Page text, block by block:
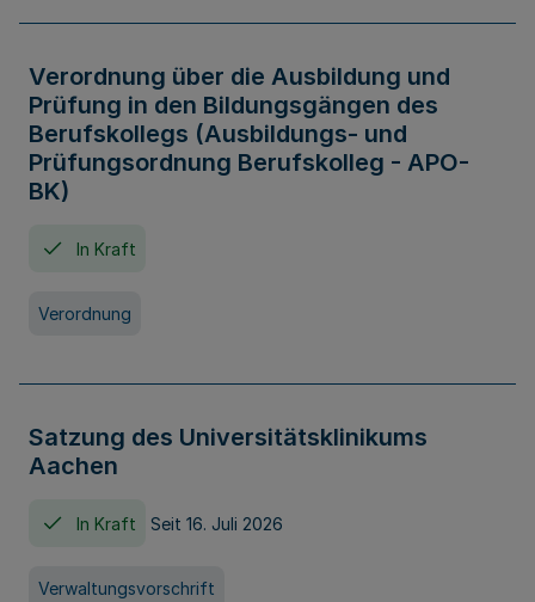
Verordnung über die Ausbildung und
Prüfung in den Bildungsgängen des
Berufskollegs (Ausbildungs- und
Prüfungsordnung Berufskolleg - APO-
BK)
In Kraft
Verordnung
Satzung des Universitätsklinikums
Aachen
In Kraft Seit 16. Juli 2026
Verwaltungsvorschrift